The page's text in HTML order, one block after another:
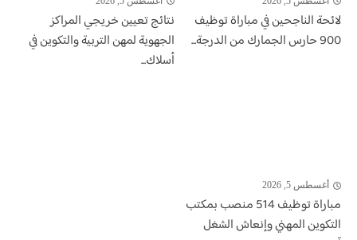
لائحة الناجحين في مباراة توظيف
900 حارس الجمارك من الدرجة...
نتائج تعيين خريجي المراكز
الجهوية لمهن التربية والتكوين في
أسلاك...
أغسطس 5, 2026
مباراة توظيف 514 منصب بمكتب
التكوين المهني وإنعاش الشغل